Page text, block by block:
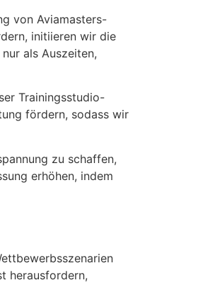
von Aviamasters-
initiieren wir die
als Auszeiten,
Trainingsstudio-
fördern, sodass wir
zu schaffen,
erhöhen, indem
herausfordern,